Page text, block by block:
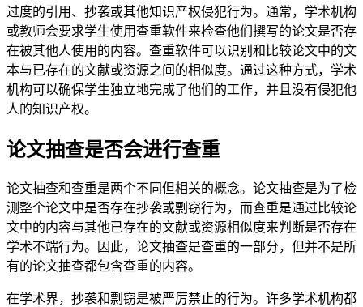
过度的引用、抄袭或其他知识产权侵犯行为。通常，学术机构
或教师会要求学生使用查重软件来检查他们撰写的论文是否存
在被其他人使用的内容。查重软件可以识别和比较论文中的文
本与已存在的文献或资源之间的相似度。通过这种方式，学术
机构可以确保学生独立地完成了他们的工作，并且没有侵犯他
人的知识产权。
论文抽查是否会进行查重
论文抽查和查重是两个不同但相关的概念。论文抽查是为了检
测整个论文中是否存在抄袭或剽窃行为，而查重是通过比较论
文中的内容与其他已存在的文献或资源相似度来判断是否存在
学术不端行为。因此，论文抽查是查重的一部分，但并不是所
有的论文抽查都包含查重的内容。
在学术界，抄袭和剽窃是被严厉禁止的行为。许多学术机构都